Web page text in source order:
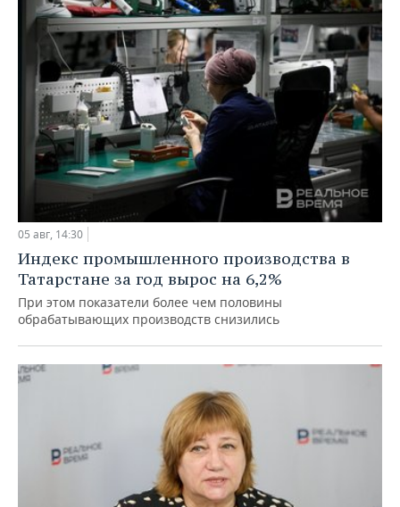
05 авг, 14:30
Индекс промышленного производства в
Татарстане за год вырос на 6,2%
При этом показатели более чем половины
обрабатывающих производств снизились